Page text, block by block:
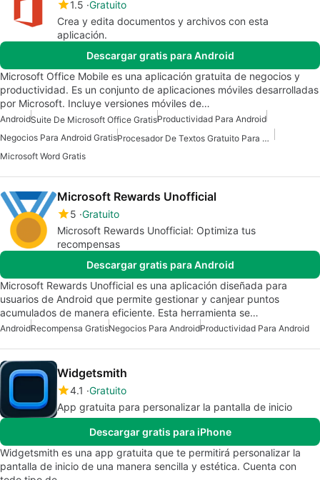
1.5 Gratuito
Crea y edita documentos y archivos con esta
aplicación.
Descargar gratis para Android
Microsoft Office Mobile es una aplicación gratuita de negocios y
productividad. Es un conjunto de aplicaciones móviles desarrolladas
por Microsoft. Incluye versiones móviles de…
AndroidSuite De Microsoft Office GratisProductividad Para Android
Negocios Para Android Gratis
Procesador De Textos Gratuito Para Android
Microsoft Word Gratis
Microsoft Rewards Unofficial
5 Gratuito
Microsoft Rewards Unofficial: Optimiza tus
recompensas
Descargar gratis para Android
Microsoft Rewards Unofficial es una aplicación diseñada para
usuarios de Android que permite gestionar y canjear puntos
acumulados de manera eficiente. Esta herramienta se…
AndroidRecompensa GratisNegocios Para AndroidProductividad Para Android
Widgetsmith
4.1 Gratuito
App gratuita para personalizar la pantalla de inicio
Descargar gratis para iPhone
Widgetsmith es una app gratuita que te permitirá personalizar la
pantalla de inicio de una manera sencilla y estética. Cuenta con